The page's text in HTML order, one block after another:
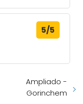
5/5
Ampliado -
Gorinchem